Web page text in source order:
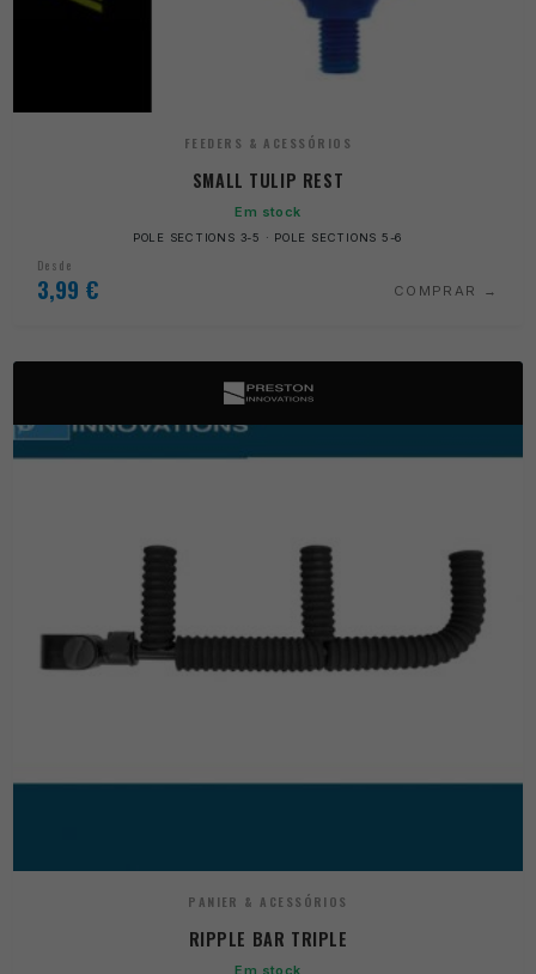
FEEDERS & ACESSÓRIOS
SMALL TULIP REST
Em stock
POLE SECTIONS 3-5 · POLE SECTIONS 5-6
Desde
3,99 € COMPRAR
PANIER & ACESSÓRIOS
RIPPLE BAR TRIPLE